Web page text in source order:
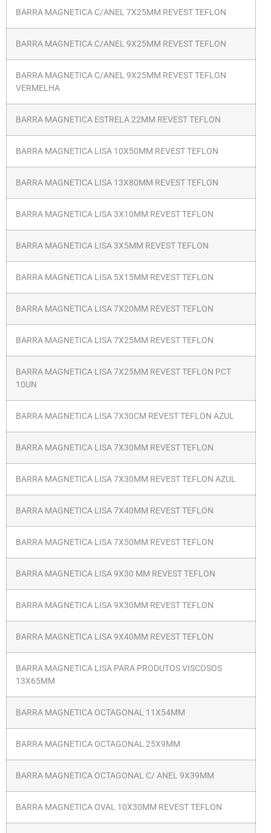
BARRA MAGNETICA C/ANEL 7X25MM REVEST TEFLON
BARRA MAGNETICA C/ANEL 9X25MM REVEST TEFLON
BARRA MAGNETICA C/ANEL 9X25MM REVEST TEFLON
VERMELHA
BARRA MAGNETICA ESTRELA 22MM REVEST TEFLON
BARRA MAGNETICA LISA 10X50MM REVEST TEFLON
BARRA MAGNETICA LISA 13X80MM REVEST TEFLON
BARRA MAGNETICA LISA 3X10MM REVEST TEFLON
BARRA MAGNETICA LISA 3X5MM REVEST TEFLON
BARRA MAGNETICA LISA 5X15MM REVEST TEFLON
BARRA MAGNETICA LISA 7X20MM REVEST TEFLON
BARRA MAGNETICA LISA 7X25MM REVEST TEFLON
BARRA MAGNETICA LISA 7X25MM REVEST TEFLON PCT
10UN
BARRA MAGNETICA LISA 7X30CM REVEST TEFLON AZUL
BARRA MAGNETICA LISA 7X30MM REVEST TEFLON
BARRA MAGNETICA LISA 7X30MM REVEST TEFLON AZUL
BARRA MAGNETICA LISA 7X40MM REVEST TEFLON
BARRA MAGNETICA LISA 7X50MM REVEST TEFLON
BARRA MAGNETICA LISA 9X30 MM REVEST TEFLON
BARRA MAGNETICA LISA 9X30MM REVEST TEFLON
BARRA MAGNETICA LISA 9X40MM REVEST TEFLON
BARRA MAGNETICA LISA PARA PRODUTOS VISCOSOS
13X65MM
BARRA MAGNETICA OCTAGONAL 11X54MM
BARRA MAGNETICA OCTAGONAL 25X9MM
BARRA MAGNETICA OCTAGONAL C/ ANEL 9X39MM
BARRA MAGNETICA OVAL 10X30MM REVEST TEFLON